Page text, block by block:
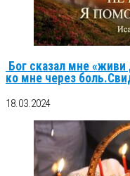
Бог сказал мне
ко мне через
18.03.2024